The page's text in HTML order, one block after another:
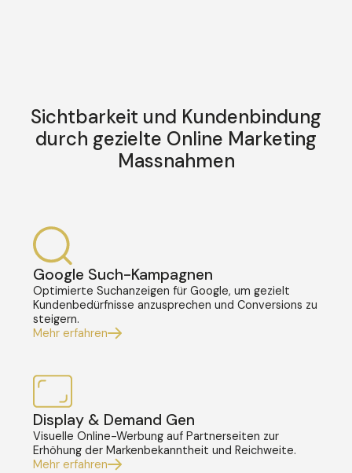
Sichtbarkeit und Kundenbindung
durch gezielte Online Marketing
Massnahmen
Google Such-Kampagnen
Optimierte Suchanzeigen für Google, um gezielt
Kundenbedürfnisse anzusprechen und Conversions zu
steigern.
Mehr erfahren
Display & Demand Gen
Visuelle Online-Werbung auf Partnerseiten zur
Erhöhung der Markenbekanntheit und Reichweite.
Mehr erfahren